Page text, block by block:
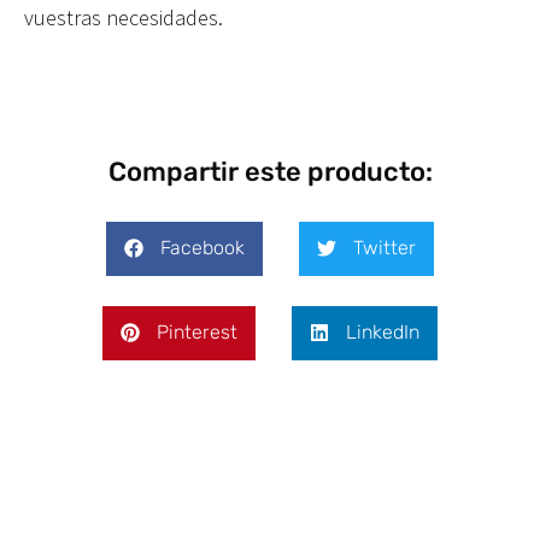
vuestras necesidades.
Compartir este producto:
Facebook Twitter
Pinterest LinkedIn